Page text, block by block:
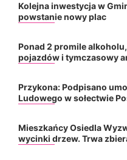
Kolejna inwestycja w
powstanie nowy plac
Ponad 2 promile
pojazdów i tymczasowy
Przykona: Podpisano
Ludowego w sołectwie
Mieszkańcy Osiedla
wycinki drzew. Trwa